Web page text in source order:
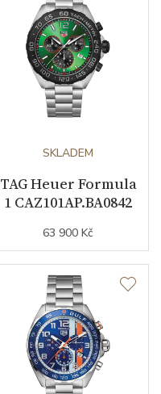
SKLADEM
TAG Heuer Formula
1 CAZ101AP.BA0842
63 900 Kč